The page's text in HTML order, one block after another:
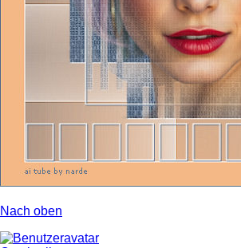
Nach oben